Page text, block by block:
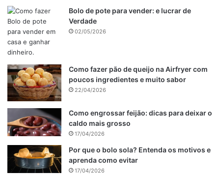
Bolo de pote para vender: e lucrar de
Verdade
02/05/2026
Como fazer pão de queijo na Airfryer com
poucos ingredientes e muito sabor
22/04/2026
Como engrossar feijão: dicas para deixar o
caldo mais grosso
17/04/2026
Por que o bolo sola? Entenda os motivos e
aprenda como evitar
17/04/2026